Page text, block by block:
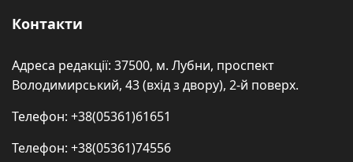
Контакти
Адреса редакції: 37500, м. Лубни, проспект
Володимирський, 43 (вхід з двору), 2-й поверх.
Телефон: +38(05361)61651
Телефон: +38(05361)74556